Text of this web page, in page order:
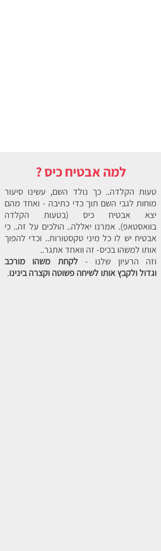
למה אבטיח כיס ?
טעות הקלדה.. כך נולד השם, עשינו סיעור
מוחות לגבי השם תוך כדי כתיבה - ואחד מהם
יצא אבטיח כיס (בטעות הקלדה
בוואסטאפ). אמרנו יאללה.. הולכים על זה.. כי
אבטיח יש לו כל מיני טקסטורות.. וכדי להפוך
אותו למשהו בכיס- זה וואחד אתגר..
וזה הרעיון שלנו -לקחת משהו מורכב
וגדול ולקבץ אותו לשיחה פשוטה וקצרה בינינו.